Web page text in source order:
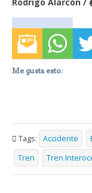
Me gusta esto:
Tags: Accidente
Tren
Tren